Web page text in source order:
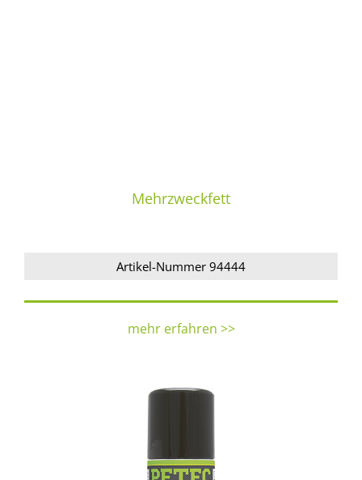
Mehrzweckfett
Artikel-Nummer 94444
mehr erfahren >>